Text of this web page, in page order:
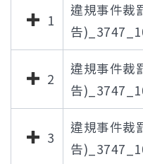
1
違規事件裁
告
2
違規事件裁
告
3
違規事件裁
告